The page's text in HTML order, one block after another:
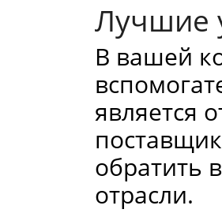
Лучшие
В вашей
является
обратить
отрасли.